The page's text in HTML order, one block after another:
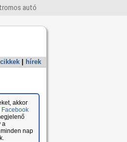
autó
cikkek hírek
akkor
Facebook
a
nap